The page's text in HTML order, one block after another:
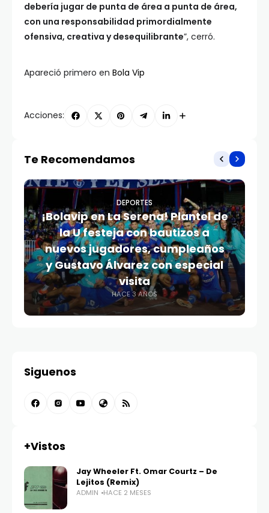
debería jugar de punta de área a punta de área,
con una responsabilidad primordialmente
ofensiva, creativa y desequilibrante”, cerró.
Apareció primero en Bola Vip
Acciones:
Te Recomendamos
DEPORTES
¡Bolavip en La Serena! Plantel de
la U festeja con bautizos a
nuevos jugadores, cumpleaños
y Gustavo Álvarez con especial
visita
HACE 3 AÑOS
Siguenos
+Vistos
Jay Wheeler Ft. Omar Courtz – De
Lejitos (Remix)
ADMIN HACE 2 MESES